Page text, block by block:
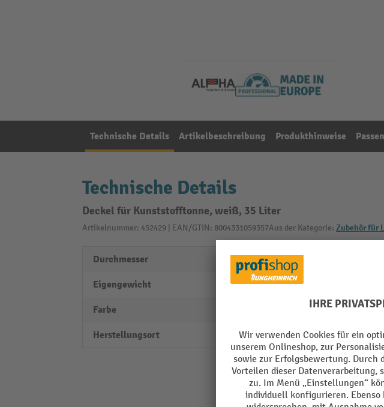
Technische Details Artikelbeschreibung Produkthinweise
Technische Details
Deckel für Kunststofftonne, weiß, 35 Liter
Artikelnummer: 452429 | EAN/GTIN: 8004331059357Aus der Kategorie: Zubehör für
Durchmesser 390 mm
Eigengewicht 0,53 kg
Farbe
Herstellungsort Made in Europe